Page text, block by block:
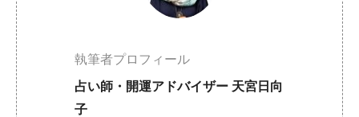
執筆者プロフィール
占い師・開運アドバイザー 天宮日向
子